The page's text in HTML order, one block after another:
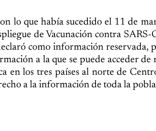
lo que había sucedido el 11 de
de Vacunación contra
como información reservada,
a la que se puede acceder
en los tres países al norte de
a la información de toda la